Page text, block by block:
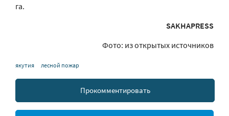
га.
SAKHAPRESS
Фото: из открытых источников
якутия лесной пожар
Прокомментировать